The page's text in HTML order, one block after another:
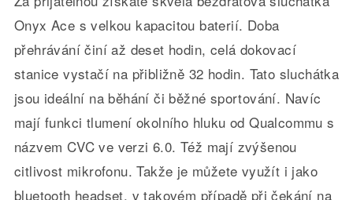
Onyx Ace s velkou kapacitou baterií. Doba
přehrávání činí až deset hodin, celá dokovací
stanice vystačí na přibližně 32 hodin. Tato sluchátka
jsou ideální na běhání či běžné sportování. Navíc
mají funkci tlumení okolního hluku od Qualcommu s
názvem CVC ve verzi 6.0. Též mají zvýšenou
citlivost mikrofonu. Takže je můžete využít i jako
bluetooth headset, v takovém případě při čekání na